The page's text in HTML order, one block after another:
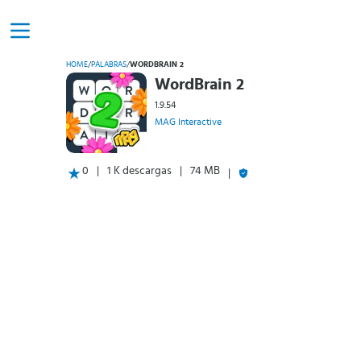
HOME/PALABRAS/WORDBRAIN 2
WordBrain 2
1.9.54
MAG Interactive
0 1 K descargas 74 MB